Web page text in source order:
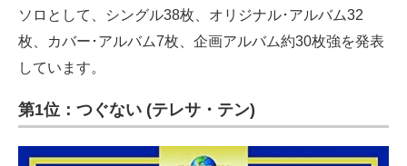
ソロとして、シングル38枚、オリジナル･アルバム32
枚、カバー･アルバム7枚、企画アルバム約30枚強を発表
しています。
第1位：つぐない (テレサ・テン)